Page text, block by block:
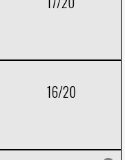
16/20